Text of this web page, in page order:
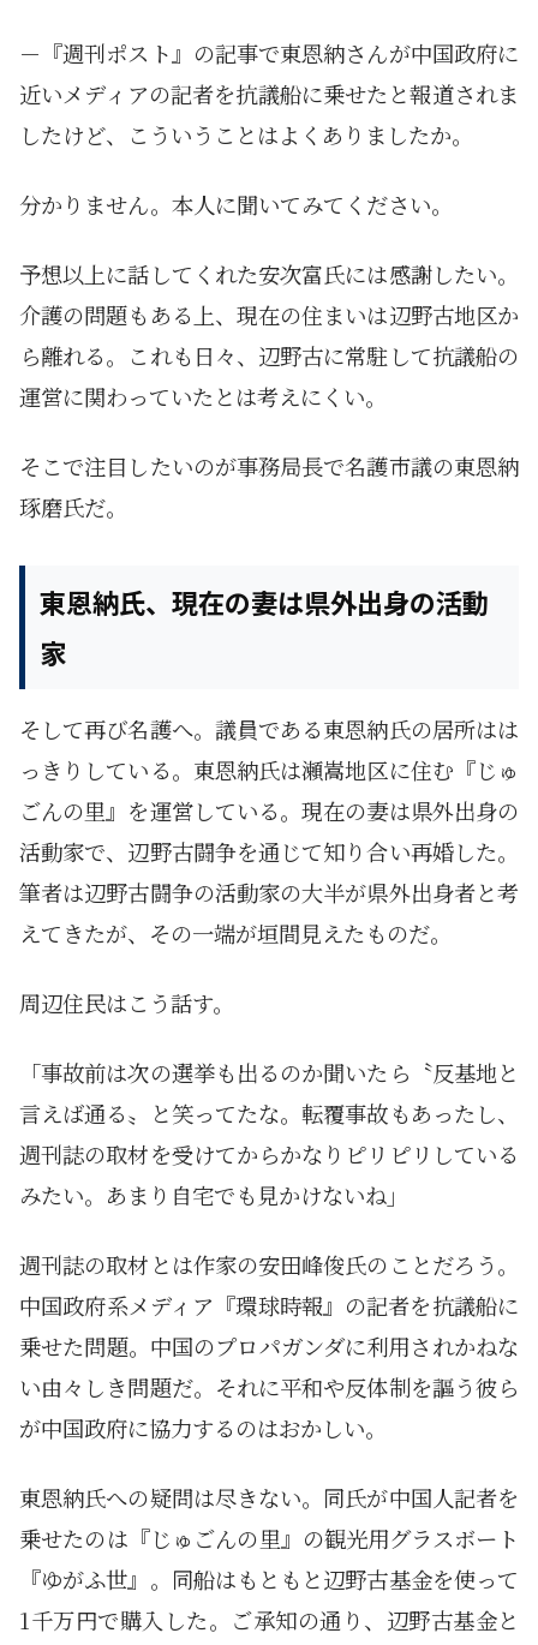
－『週刊ポスト』の記事で東恩納さんが中国政府に
近いメディアの記者を抗議船に乗せたと報道されま
したけど、こういうことはよくありましたか。
分かりません。本人に聞いてみてください。
予想以上に話してくれた安次富氏には感謝したい。
介護の問題もある上、現在の住まいは辺野古地区か
ら離れる。これも日々、辺野古に常駐して抗議船の
運営に関わっていたとは考えにくい。
そこで注目したいのが事務局長で名護市議の東恩納
琢磨氏だ。
東恩納氏、現在の妻は県外出身の活動
家
そして再び名護へ。議員である東恩納氏の居所はは
っきりしている。東恩納氏は瀬嵩地区に住む『じゅ
ごんの里』を運営している。現在の妻は県外出身の
活動家で、辺野古闘争を通じて知り合い再婚した。
筆者は辺野古闘争の活動家の大半が県外出身者と考
えてきたが、その一端が垣間見えたものだ。
周辺住民はこう話す。
「事故前は次の選挙も出るのか聞いたら〝反基地と
言えば通る〟と笑ってたな。転覆事故もあったし、
週刊誌の取材を受けてからかなりピリピリしている
みたい。あまり自宅でも見かけないね」
週刊誌の取材とは作家の安田峰俊氏のことだろう。
中国政府系メディア『環球時報』の記者を抗議船に
乗せた問題。中国のプロパガンダに利用されかねな
い由々しき問題だ。それに平和や反体制を謳う彼ら
が中国政府に協力するのはおかしい。
東恩納氏への疑問は尽きない。同氏が中国人記者を
乗せたのは『じゅごんの里』の観光用グラスボート
『ゆがふ世』。同船はもともと辺野古基金を使って
1千万円で購入した。ご承知の通り、辺野古基金と